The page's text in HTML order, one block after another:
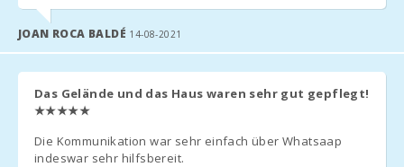
Playa Cala
Murada (km):
Playa S´Arenal
Porto Colom
(km):
Playa Cala
*ATENCIÓN!
Desde julio de 2016, el Gobierno ha implantado un
impuesto al turismo (ecotása).
- 2,20 € por noche y por persona primeros 8 días. Los días
JOAN ROCA BALDÉ 14-08-2021
Das Gelände und das Haus waren sehr gut gepflegt!
★★★★★
Die Kommunikation war sehr einfach über Whatsaap
indeswar sehr hilfsbereit.